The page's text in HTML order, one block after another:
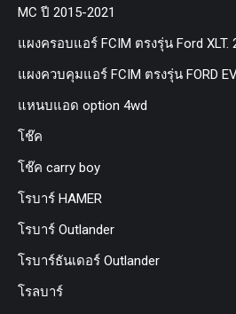
MC ปี 2015-2021
แผงครอบแอร์ FCIM ตรงรุ่น Ford XLT.
แผงควบคุมแอร์ FCIM ตรงรุ่น FORD
แหนบแอด option 4wd
โช๊ค
โช๊ค carry boy
โรบาร์ HAMER
โรบาร์ Outlander
โรบาร์ธันเดอร์ Outlander
โรลบาร์